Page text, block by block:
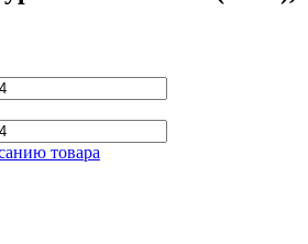
товара